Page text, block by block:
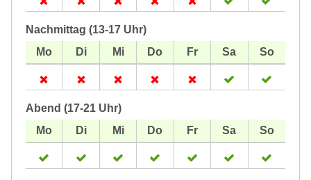
Nachmittag (13-17 Uhr)
Abend (17-21 Uhr)